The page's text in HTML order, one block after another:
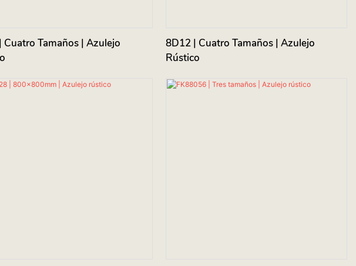
Cuatro Tamaños | Azulejo
8D12 | Cuatro Tamaños | Azulejo
Rústico